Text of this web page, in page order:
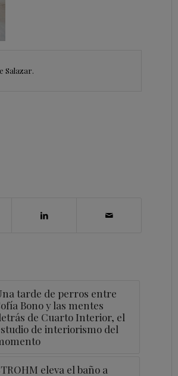
Salazar.
tarde de perros entre
Bono y las mentes
de Cuarto Interior, el
de interiorismo del
eleva el baño a